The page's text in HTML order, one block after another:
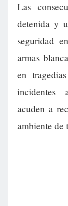
Las
detenida y
seguridad
armas
en
incidentes
acuden a
ambiente de